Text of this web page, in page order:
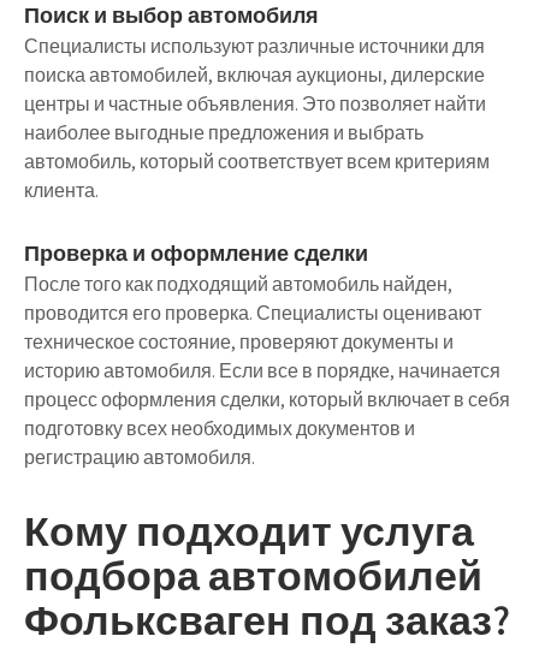
Поиск и выбор автомобиля
Специалисты используют различные источники для
поиска автомобилей, включая аукционы, дилерские
центры и частные объявления. Это позволяет найти
наиболее выгодные предложения и выбрать
автомобиль, который соответствует всем критериям
клиента.
Проверка и оформление сделки
После того как подходящий автомобиль найден,
проводится его проверка. Специалисты оценивают
техническое состояние, проверяют документы и
историю автомобиля. Если все в порядке, начинается
процесс оформления сделки, который включает в себя
подготовку всех необходимых документов и
регистрацию автомобиля.
Кому подходит услуга
подбора автомобилей
Фольксваген под заказ?